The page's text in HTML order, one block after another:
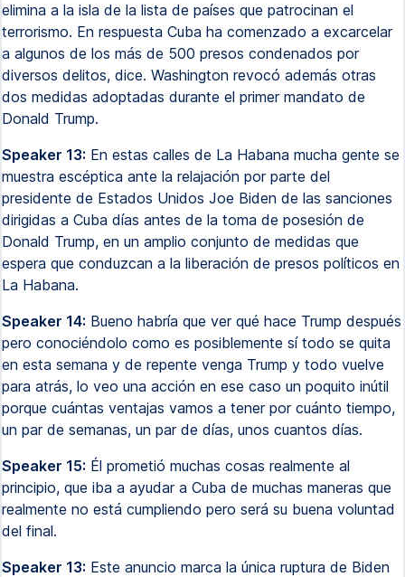
elimina a la isla de la lista de países que patrocinan el
terrorismo. En respuesta Cuba ha comenzado a excarcelar
a algunos de los más de 500 presos condenados por
diversos delitos, dice. Washington revocó además otras
dos medidas adoptadas durante el primer mandato de
Donald Trump.
Speaker 13: En estas calles de La Habana mucha gente se
muestra escéptica ante la relajación por parte del
presidente de Estados Unidos Joe Biden de las sanciones
dirigidas a Cuba días antes de la toma de posesión de
Donald Trump, en un amplio conjunto de medidas que
espera que conduzcan a la liberación de presos políticos en
La Habana.
Speaker 14: Bueno habría que ver qué hace Trump después
pero conociéndolo como es posiblemente sí todo se quita
en esta semana y de repente venga Trump y todo vuelve
para atrás, lo veo una acción en ese caso un poquito inútil
porque cuántas ventajas vamos a tener por cuánto tiempo,
un par de semanas, un par de días, unos cuantos días.
Speaker 15: Él prometió muchas cosas realmente al
principio, que iba a ayudar a Cuba de muchas maneras que
realmente no está cumpliendo pero será su buena voluntad
del final.
Speaker 13: Este anuncio marca la única ruptura de Biden